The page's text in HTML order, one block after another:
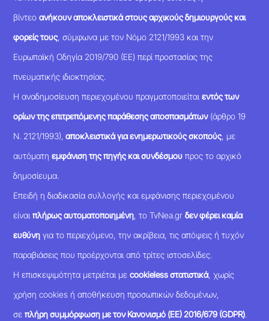
βίντεοανήκουν αποκλειστικά στους αρχικούς δημιουργούς και
φορείς τους, σύμφωνα με τον Νόμο 2121/1993 και την
Ευρωπαϊκή Οδηγία 2019/790 (ΕΕ) περί προστασίας της
πνευματικής ιδιοκτησίας.
Η αναδημοσίευση περιεχομένου πραγματοποιείταιεντός των
ορίων της επιτρεπόμενης παράθεσης αποσπασμάτων(άρθρο 19
Ν. 2121/1993), αποκλειστικά για ενημερωτικούς σκοπούς, με
αυτόματηεμφάνιση της πηγής και συνδέσμου προς το αρχικό
δημοσίευμα.
Επειδή η διαδικασία συλλογής και εμφάνισης περιεχομένου
είναιπλήρως αυτοματοποιημένη, το TvNea.grδεν φέρει καμία
ευθύνη για το περιεχόμενο, την ακρίβεια, τις απόψεις ή τυχόν
παραβιάσεις που προέρχονται από τρίτες ιστοσελίδες.
Η επισκεψιμότητα μετριέται μεcookieless στατιστικά, χωρίς
χρήση cookies ή αποθήκευση προσωπικών δεδομένων,
σεπλήρη συμμόρφωση με τον Κανονισμό (ΕΕ) 2016/679 (GDPR).